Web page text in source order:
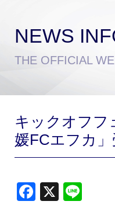
試合日程・結果
チケットを購
NEWS
THE OFFICIAL
キックオフフ
媛FCエフカ」
Facebook
X